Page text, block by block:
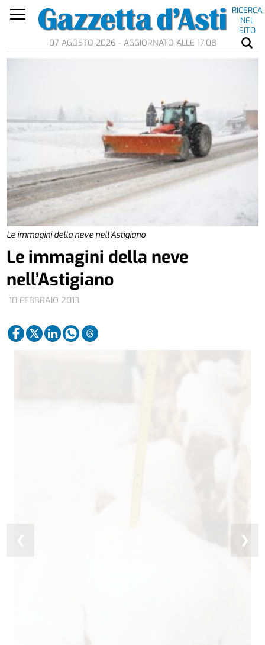
RICERCA
NEL
SITO
07 AGOSTO 2026 - AGGIORNATO ALLE 17.08
Le immagini della neve nell’Astigiano
10 FEBBRAIO 2013
Le immagini della neve
nell’Astigiano
❯